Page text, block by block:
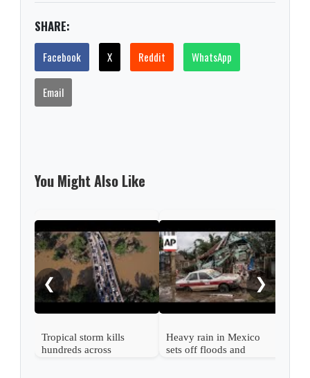
SHARE:
Facebook X Reddit WhatsApp
Email
You Might Also Like
❮
Tropical storm kills
hundreds across
Heavy rain in Mexico
sets off floods and
❯